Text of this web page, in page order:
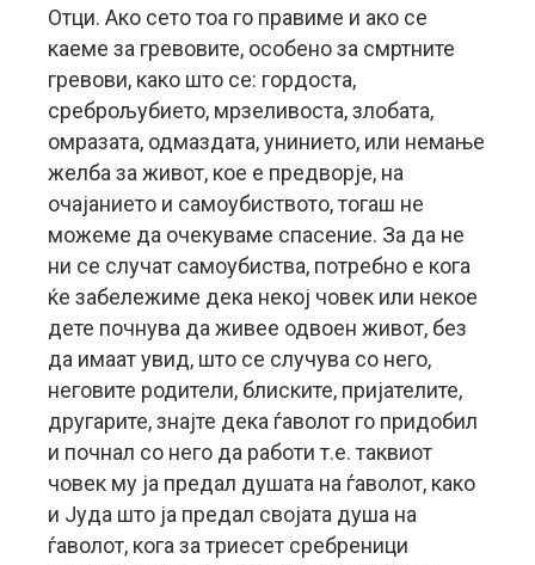
Отци. Ако сето тоа го правиме и ако се
каеме за гревовите, особено за смртните
гревови, како што се: гордоста,
среброљубието, мрзеливоста, злобата,
омразата, одмаздата, унинието, или немање
желба за живот, кое е предворје, на
очајанието и самоубиството, тогаш не
можеме да очекуваме спасение. За да не
ни се случат самоубиства, потребно е кога
ќе забележиме дека некој човек или некое
дете почнува да живее одвоен живот, без
да имаат увид, што се случува со него,
неговите родители, блиските, пријателите,
другарите, знајте дека ѓаволот го придобил
и почнал со него да работи т.е. таквиот
човек му ја предал душата на ѓаволот, како
и Јуда што ја предал својата душа на
ѓаволот, кога за триесет сребреници